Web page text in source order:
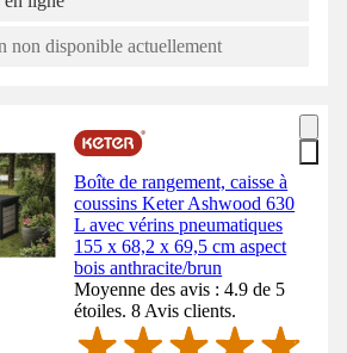
non disponible actuellement
Boîte de rangement, caisse à
coussins Keter Ashwood 630
L avec vérins pneumatiques
155 x 68,2 x 69,5 cm aspect
bois anthracite/brun
Moyenne des avis : 4.9 de 5
étoiles. 8 Avis clients.